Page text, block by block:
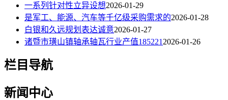
一系列针对性立异设想2026-01-29
是军工、能源、汽车等千亿级采购需求的2026-01-28
白银和久远规划表达诚意2026-01-27
诸暨市璜山镇轴承轴瓦行业产值185221 2026-01-26
栏目导航
新闻中心